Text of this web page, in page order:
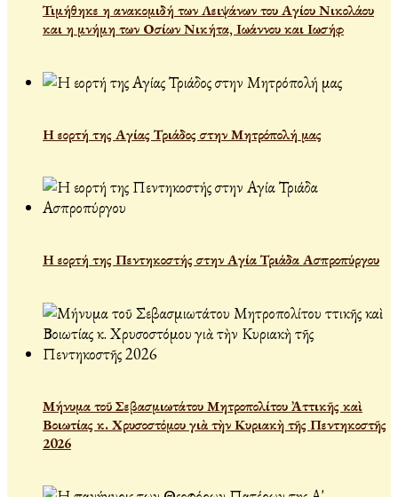
Τιμήθηκε η ανακομιδή των Λειψάνων του Αγίου Νικολάου
και η μνήμη των Οσίων Νικήτα, Ιωάννου και Ιωσήφ
Η εορτή της Αγίας Τριάδος στην Μητρόπολή μας
Η εορτή της Πεντηκοστής στην Αγία Τριάδα Ασπροπύργου
Μήνυμα τοῦ Σεβασμιωτάτου Μητροπολίτου Ἀττικῆς καὶ
Βοιωτίας κ. Χρυσοστόμου γιὰ τὴν Κυριακὴ τῆς Πεντηκοστῆς
2026